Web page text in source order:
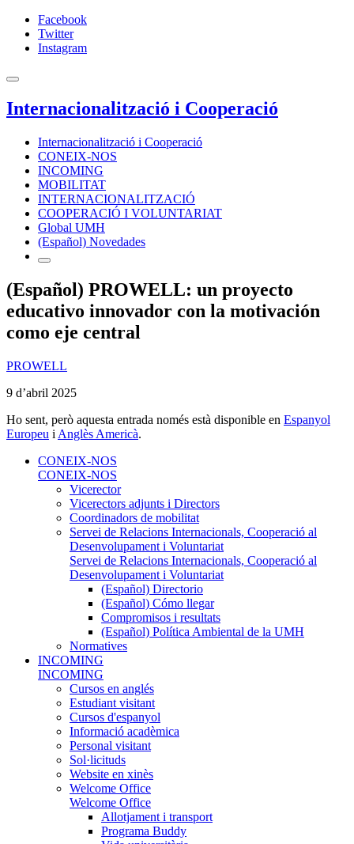
Facebook
Twitter
Instagram
Internacionalització i Cooperació
Internacionalització i Cooperació
CONEIX-NOS
INCOMING
MOBILITAT
INTERNACIONALITZACIÓ
COOPERACIÓ I VOLUNTARIAT
Global UMH
(Español) Novedades
(Español) PROWELL: un proyecto
educativo innovador con la motivación
como eje central
PROWELL
9 d’abril 2025
Ho sent, però aquesta entrada només està disponible en Espanyol
Europeu i Anglès Americà.
CONEIX-NOS
CONEIX-NOS
Vicerector
Vicerectors adjunts i Directors
Coordinadors de mobilitat
Servei de Relacions Internacionals, Cooperació al
Desenvolupament i Voluntariat
Servei de Relacions Internacionals, Cooperació al
Desenvolupament i Voluntariat
(Español) Directorio
(Español) Cómo llegar
Compromisos i resultats
(Español) Política Ambiental de la UMH
Normatives
INCOMING
INCOMING
Cursos en anglés
Estudiant visitant
Cursos d'espanyol
Informació acadèmica
Personal visitant
Sol·licituds
Website en xinès
Welcome Office
Welcome Office
Allotjament i transport
Programa Buddy